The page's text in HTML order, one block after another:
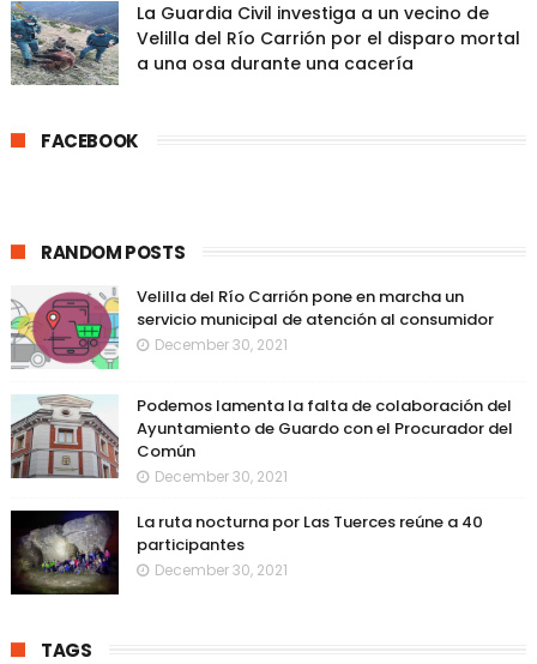
La Guardia Civil investiga a un vecino de
Velilla del Río Carrión por el disparo mortal
a una osa durante una cacería
FACEBOOK
RANDOM POSTS
Velilla del Río Carrión pone en marcha un
servicio municipal de atención al consumidor
December 30, 2021
Podemos lamenta la falta de colaboración del
Ayuntamiento de Guardo con el Procurador del
Común
December 30, 2021
La ruta nocturna por Las Tuerces reúne a 40
participantes
December 30, 2021
TAGS